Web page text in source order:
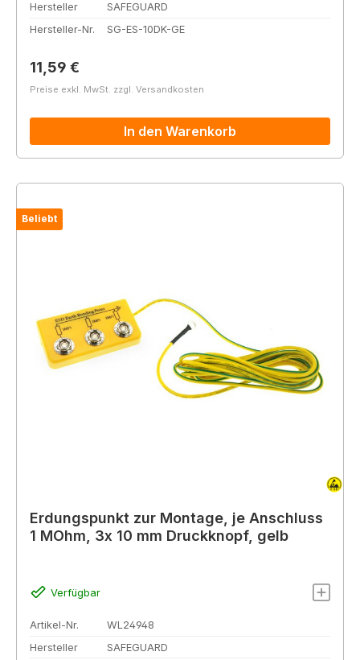
Hersteller
SAFEGUARD
Hersteller-Nr.
SG-ES-10DK-GE
Regulärer Preis:
11,59 €
Preise exkl. MwSt. zzgl. Versandkosten
In den Warenkorb
Beliebt
Erdungspunkt zur Montage, je Anschluss
1 MOhm, 3x 10 mm Druckknopf, gelb
Verfügbar
Artikel-Nr.
WL24948
Hersteller
SAFEGUARD